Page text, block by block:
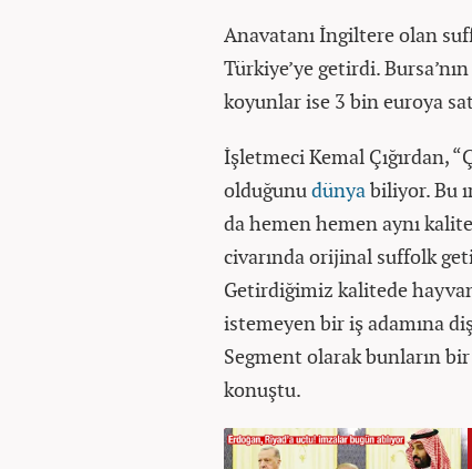
Anavatanı İngiltere olan
Türkiye’ye getirdi.
koyunlar ise 3 bin euroya
İşletmeci Kemal Çığırdan,
olduğunudünyabiliyor. Bu
da hemen hemen aynı
civarında orijinal suffolk
Getirdiğimiz kalitede
istemeyen bir iş adamına
Segment olarak bunların
konuştu.